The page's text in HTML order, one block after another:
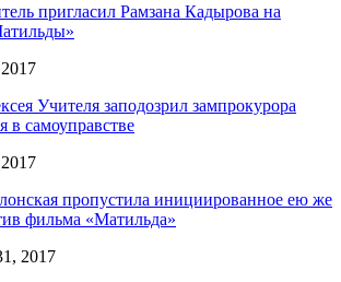
пригласил Рамзана Кадырова на
Учителя заподозрил зампрокурора
в самоуправстве
пропустила инициированное ею же
фильма «Матильда»
2017